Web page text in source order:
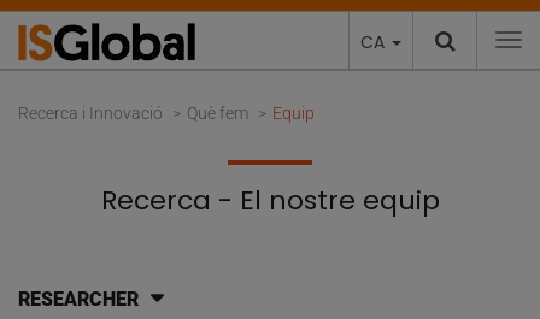
CA
Recerca i Innovació Què fem Equip
Recerca - El nostre equip
RESEARCHER